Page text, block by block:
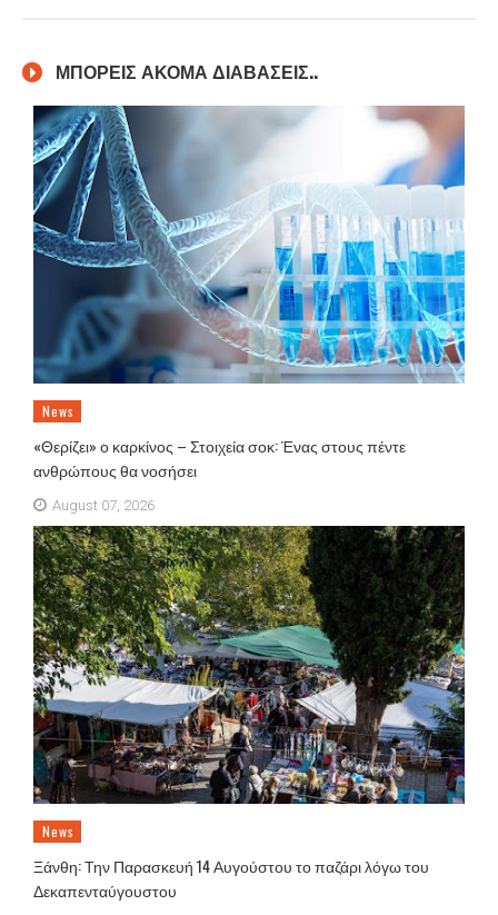
ΜΠΟΡΕΙΣ ΑΚΟΜΑ ΔΙΑΒΑΣΕΙΣ..
News
«Θερίζει» ο καρκίνος – Στοιχεία σοκ: Ένας στους πέντε
ανθρώπους θα νοσήσει
August 07, 2026
News
Ξάνθη: Την Παρασκευή 14 Αυγούστου το παζάρι λόγω του
Δεκαπενταύγουστου